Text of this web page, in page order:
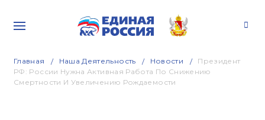
Главная Наша Деятельность Новости
Президент
РФ: России Нужна Активная Работа По Снижению
Смертности И Увеличению Рождаемости